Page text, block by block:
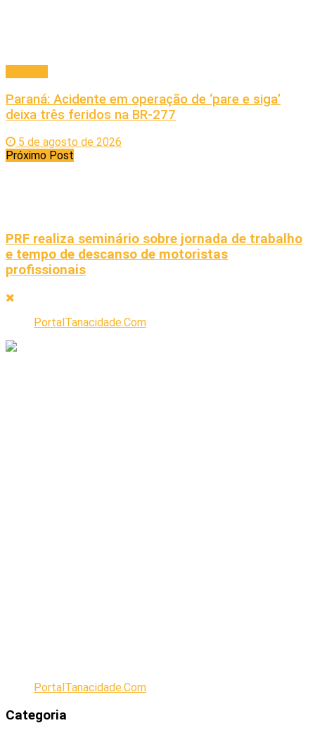
Paraná: Acidente em operação de ‘pare e siga’
deixa três feridos na BR-277
5 de agosto de 2026
Próximo Post
PRF realiza seminário sobre jornada de trabalho
e tempo de descanso de motoristas
profissionais
PortalTanacidade.Com
PortalTanacidade.Com
Categoria